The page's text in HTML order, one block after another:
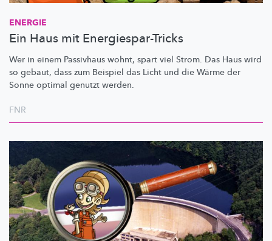
ENERGIE
Ein Haus mit Energiespar-Tricks
Wer in einem Passivhaus wohnt, spart viel Strom. Das Haus wird
so gebaut, dass zum Beispiel das Licht und die Wärme der
Sonne optimal genutzt werden.
FNR